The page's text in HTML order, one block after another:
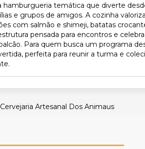
temática que diverte
e grupos de amigos. A cozinha
com salmão e shimeji, batatas
pensada para encontros e
Para quem busca um programa
perfeita para reunir a turma e
Cervejaria Artesanal Dos Animaus